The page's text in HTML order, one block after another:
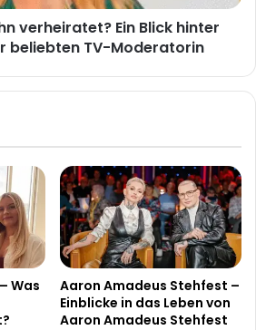
verheiratet? Ein Blick hinter
beliebten TV-Moderatorin
Was
Aaron Amadeus Stehfest –
Einblicke in das Leben von
Aaron Amadeus Stehfest